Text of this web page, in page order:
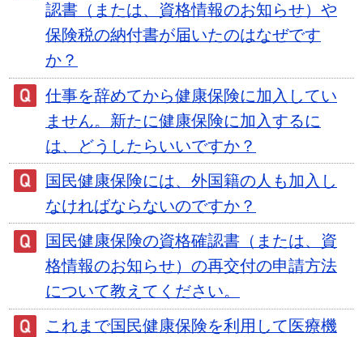
認書（または、資格情報のお知らせ）や
保険税の納付書が届いたのはなぜです
か？
仕事を辞めてから健康保険に加入してい
ません。新たに健康保険に加入するに
は、どうしたらいいですか？
国民健康保険には、外国籍の人も加入し
なければならないのですか？
国民健康保険の資格確認書（または、資
格情報のお知らせ）の再交付の申請方法
について教えてください。
これまで国民健康保険を利用して医療機